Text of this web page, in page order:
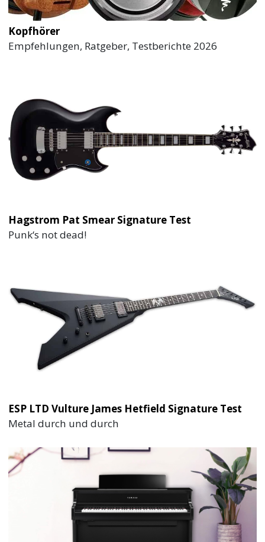
Kopfhörer
Empfehlungen, Ratgeber, Testberichte 2026
Hagstrom Pat Smear Signature Test
Punk‘s not dead!
ESP LTD Vulture James Hetfield Signature Test
Metal durch und durch